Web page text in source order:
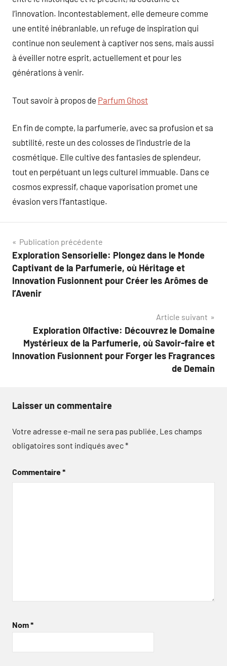
l’innovation. Incontestablement, elle demeure comme
une entité inébranlable, un refuge de inspiration qui
continue non seulement à captiver nos sens, mais aussi
à éveiller notre esprit, actuellement et pour les
générations à venir.
Tout savoir à propos de Parfum Ghost
En fin de compte, la parfumerie, avec sa profusion et sa
subtilité, reste un des colosses de l’industrie de la
cosmétique. Elle cultive des fantasies de splendeur,
tout en perpétuant un legs culturel immuable. Dans ce
cosmos expressif, chaque vaporisation promet une
évasion vers l’fantastique.
Navigation
de
l’article
Publication précédente
Exploration Sensorielle: Plongez dans le Monde
Captivant de la Parfumerie, où Héritage et
Innovation Fusionnent pour Créer les Arômes de
l’Avenir
Article suivant
Exploration Olfactive: Découvrez le Domaine
Mystérieux de la Parfumerie, où Savoir-faire et
Innovation Fusionnent pour Forger les Fragrances
de Demain
Laisser un commentaire
Votre adresse e-mail ne sera pas publiée. Les champs
obligatoires sont indiqués avec*
Commentaire*
Nom*